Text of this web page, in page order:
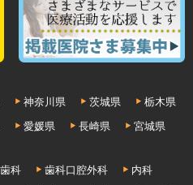
神奈川県 茨城県
栃木県
愛媛県 長崎県
宮城県
科 歯科口腔外科
内科